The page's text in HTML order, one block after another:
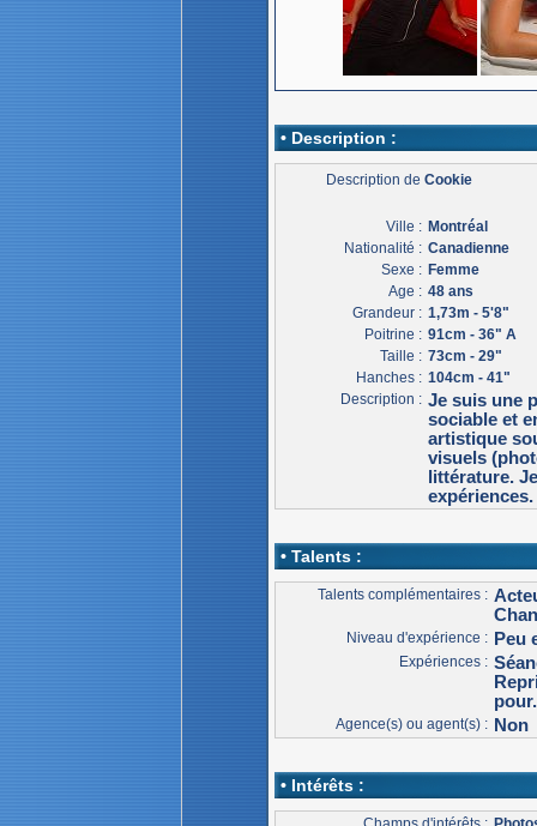
• Description :
Description deCookie
Ville : Montréal
Nationalité : Canadienne
Sexe : Femme
Age : 48 ans
Grandeur : 1,73m - 5'8"
Poitrine : 91cm - 36" A
Taille : 73cm - 29"
Hanches : 104cm - 41"
Description : Je suis une
sociable et
artistique
visuels
littérature.
• Talents :
Talents complémentaires :
Niveau d'expérience : Peu
Expériences :
Agence(s) ou agent(s) : Non
• Intérêts :